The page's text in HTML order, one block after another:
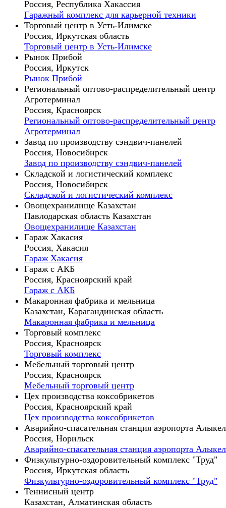
Россия, Республика Хакассия
Гаражный комплекс для карьерной техники
Торговый центр в Усть-Илимске
Россия, Иркутская область
Торговый центр в Усть-Илимске
Рынок Прибой
Россия, Иркутск
Рынок Прибой
Региональный оптово-распределительный центр
Агротерминал
Россия, Красноярск
Региональный оптово-распределительный центр
Агротерминал
Завод по производству сэндвич-панелей
Россия, Новосибирск
Завод по производству сэндвич-панелей
Складской и логистический комплекс
Россия, Новосибирск
Складской и логистический комплекс
Овощехранилище Казахстан
Павлодарская область Казахстан
Овощехранилище Казахстан
Гараж Хакасия
Россия, Хакасия
Гараж Хакасия
Гараж с АКБ
Россия, Красноярский край
Гараж с АКБ
Макаронная фабрика и мельница
Казахстан, Карагандинская область
Макаронная фабрика и мельница
Торговый комплекс
Россия, Красноярск
Торговый комплекс
Мебельный торговый центр
Россия, Красноярск
Мебельный торговый центр
Цех производства коксобрикетов
Россия, Красноярский край
Цех производства коксобрикетов
Аварийно-спасательная станция аэропорта
Россия, Норильск
Аварийно-спасательная станция аэропорта
Физкультурно-оздоровительный комплекс "Труд"
Россия, Иркутская область
Физкультурно-оздоровительный комплекс "Труд"
Теннисный центр
Казахстан, Алматинская область